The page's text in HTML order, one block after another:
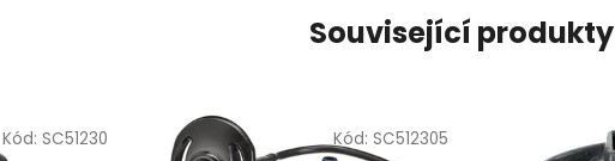
Související produkty
Kód: SC51230 Kód: SC512305